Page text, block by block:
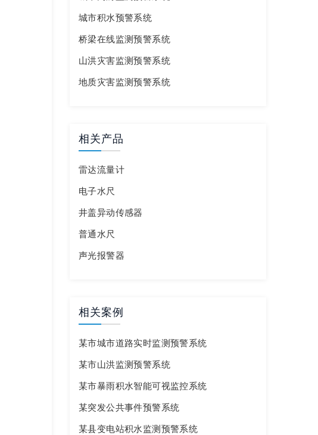
城市积水预警系统
桥梁在线监测预警系统
山洪灾害监测预警系统
地质灾害监测预警系统
相关产品
雷达流量计
电子水尺
井盖异动传感器
普通水尺
声光报警器
相关案例
某市城市道路实时监测预警系统
某市山洪监测预警系统
某市暴雨积水智能可视监控系统
某突发公共事件预警系统
某县变电站积水监测预警系统